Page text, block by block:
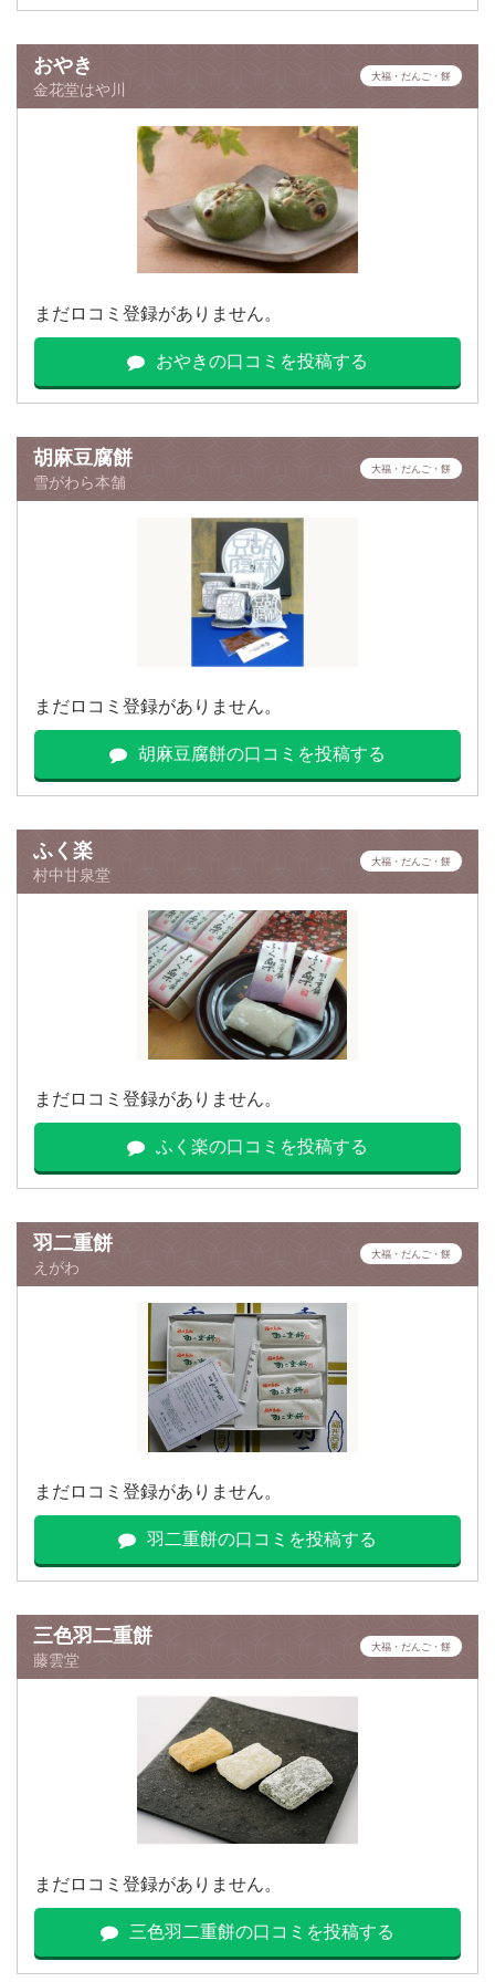
おやき
金花堂はや川
大福・だんご・餅
まだロコミ登録がありません。
おやきの口コミを投稿する
胡麻豆腐餅
雪がわら本舗
大福・だんご・餅
まだロコミ登録がありません。
胡麻豆腐餅の口コミを投稿する
ふく楽
村中甘泉堂
大福・だんご・餅
まだロコミ登録がありません。
ふく楽の口コミを投稿する
羽二重餅
えがわ
大福・だんご・餅
まだロコミ登録がありません。
羽二重餅の口コミを投稿する
三色羽二重餅
藤雲堂
大福・だんご・餅
まだロコミ登録がありません。
三色羽二重餅の口コミを投稿する